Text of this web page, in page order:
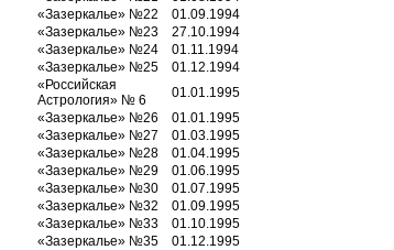
«Зазеркалье» №22
01.09.1994
«Зазеркалье» №23
27.10.1994
«Зазеркалье» №24
01.11.1994
«Зазеркалье» №25
01.12.1994
«Российская
Астрология» № 6
01.01.1995
«Зазеркалье» №26
01.01.1995
«Зазеркалье» №27
01.03.1995
«Зазеркалье» №28
01.04.1995
«Зазеркалье» №29
01.06.1995
«Зазеркалье» №30
01.07.1995
«Зазеркалье» №32
01.09.1995
«Зазеркалье» №33
01.10.1995
«Зазеркалье» №35
01.12.1995